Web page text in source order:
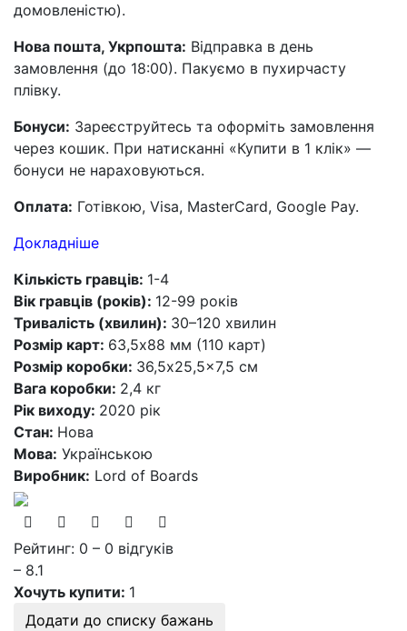
домовленістю).
Нова пошта, Укрпошта: Відправка в день
замовлення (до 18:00). Пакуємо в пухирчасту
плівку.
Бонуси: Зареєструйтесь та оформіть замовлення
через кошик. При натисканні «Купити в 1 клік» —
бонуси не нараховуються.
Оплата: Готівкою, Visa, MasterCard, Google Pay.
Докладніше
Кількість гравців: 1-4
Вік гравців (років): 12-99 років
Тривалість (хвилин): 30–120 хвилин
Розмір карт: 63,5x88 мм (110 карт)
Розмір коробки: 36,5x25,5x7,5 см
Вага коробки: 2,4 кг
Рік виходу: 2020 рік
Стан: Нова
Мова: Українською
Виробник: Lord of Boards
Рейтинг: 0 – 0 відгуків
– 8.1
Хочуть купити: 1
Додати до списку бажань